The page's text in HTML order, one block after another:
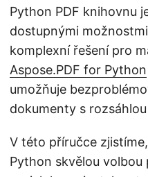
Python PDF knihovnu
dostupnými
komplexní řešení pro
Aspose.PDF for Python
umožňuje
dokumenty s
V této příručce
Python skvělou volbou